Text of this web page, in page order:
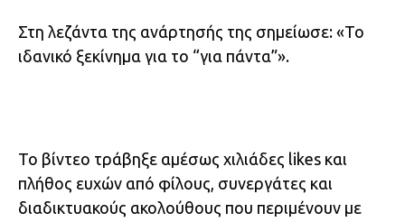
Στη λεζάντα της ανάρτησής της σημείωσε: «Το
ιδανικό ξεκίνημα για το “για πάντα”».
Το βίντεο τράβηξε αμέσως χιλιάδες likes και
πλήθος ευχών από φίλους, συνεργάτες και
διαδικτυακούς ακολούθους που περιμένουν με